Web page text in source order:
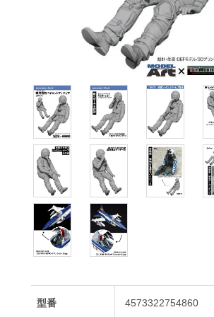
型番 4573322754860